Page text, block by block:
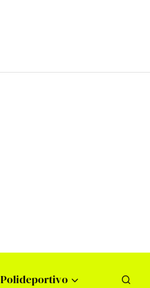
Polideportivo